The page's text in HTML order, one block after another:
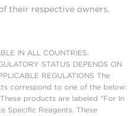
their respective owners.
IN ALL COUNTRIES.
STATUS DEPENDS ON
REGULATIONS The
correspond to one of the below:
products are labeled "For In
Specific Reagents. These